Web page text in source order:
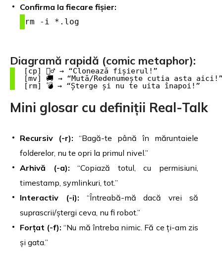
Confirma la fiecare fișier:
rm -i *.log
Diagramă rapidă (comic metaphor):
  [cp] 🧙‍♂️ → “Clonează fișierul!”
[mv] 🚚 → “Mută/Redenumește cutia asta
Mini glosar cu definiții Real-Talk
Recursiv (-r): “Bagă-te până în măruntaiele
folderelor, nu te opri la primul nivel.”
Arhivă (-a): “Copiază totul, cu permisiuni,
timestamp, symlinkuri, tot.”
Interactiv (-i): “Întreabă-mă dacă vrei să
suprascrii/ștergi ceva, nu fi robot.”
Forțat (-f): “Nu mă întreba nimic. Fă ce ți-am zis
și gata.”